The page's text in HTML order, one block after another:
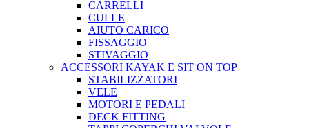
CARRELLI
CULLE
AIUTO CARICO
FISSAGGIO
STIVAGGIO
ACCESSORI KAYAK E SIT ON TOP
STABILIZZATORI
VELE
MOTORI E PEDALI
DECK FITTING